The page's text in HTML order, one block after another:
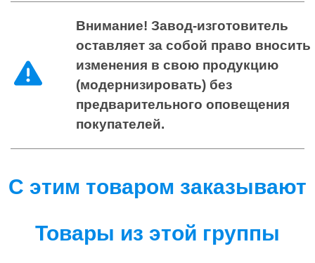
Внимание! Завод-изготовитель
оставляет за собой право вносить
изменения в свою продукцию
(модернизировать) без
предварительного оповещения
покупателей.
С этим товаром заказывают
Товары из этой группы